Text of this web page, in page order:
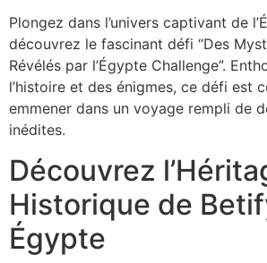
Plongez dans l’univers captivant de
découvrez le fascinant défi “Des
Révélés par l’Égypte Challenge”.
l’histoire et des énigmes, ce défi est
emmener dans un voyage rempli de
inédites.
Découvrez
Historique de
Égypte